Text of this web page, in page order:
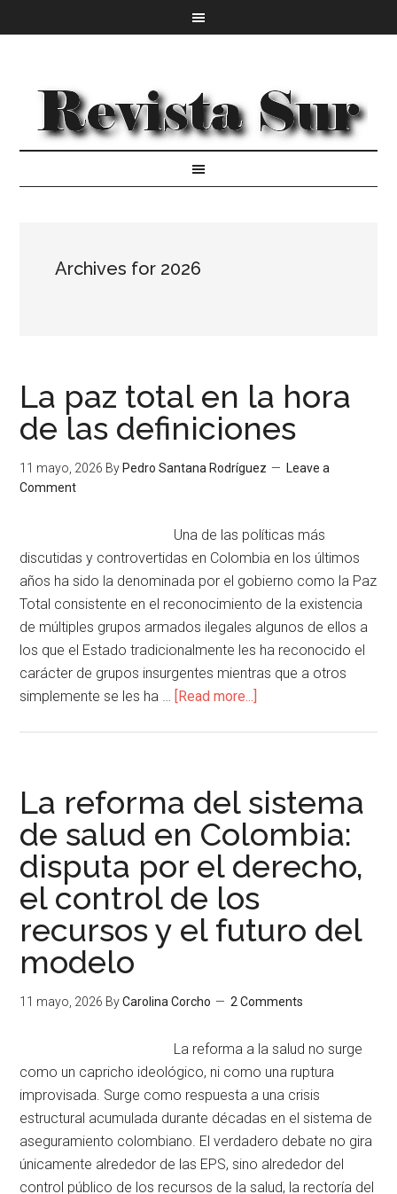
Archives for 2026
La paz total en la hora
de las definiciones
11 mayo, 2026 By Pedro Santana Rodríguez
Leave a
Comment
Una de las políticas más
discutidas y controvertidas en Colombia en los últimos
años ha sido la denominada por el gobierno como la Paz
Total consistente en el reconocimiento de la existencia
de múltiples grupos armados ilegales algunos de ellos a
los que el Estado tradicionalmente les ha reconocido el
carácter de grupos insurgentes mientras que a otros
simplemente se les ha … [Read more...]
La reforma del sistema
de salud en Colombia:
disputa por el derecho,
el control de los
recursos y el futuro del
modelo
11 mayo, 2026 ByCarolina Corcho 2 Comments
La reforma a la salud no surge
como un capricho ideológico, ni como una ruptura
improvisada. Surge como respuesta a una crisis
estructural acumulada durante décadas en el sistema de
aseguramiento colombiano. El verdadero debate no gira
únicamente alrededor de las EPS, sino alrededor del
control público de los recursos de la salud, la rectoría del